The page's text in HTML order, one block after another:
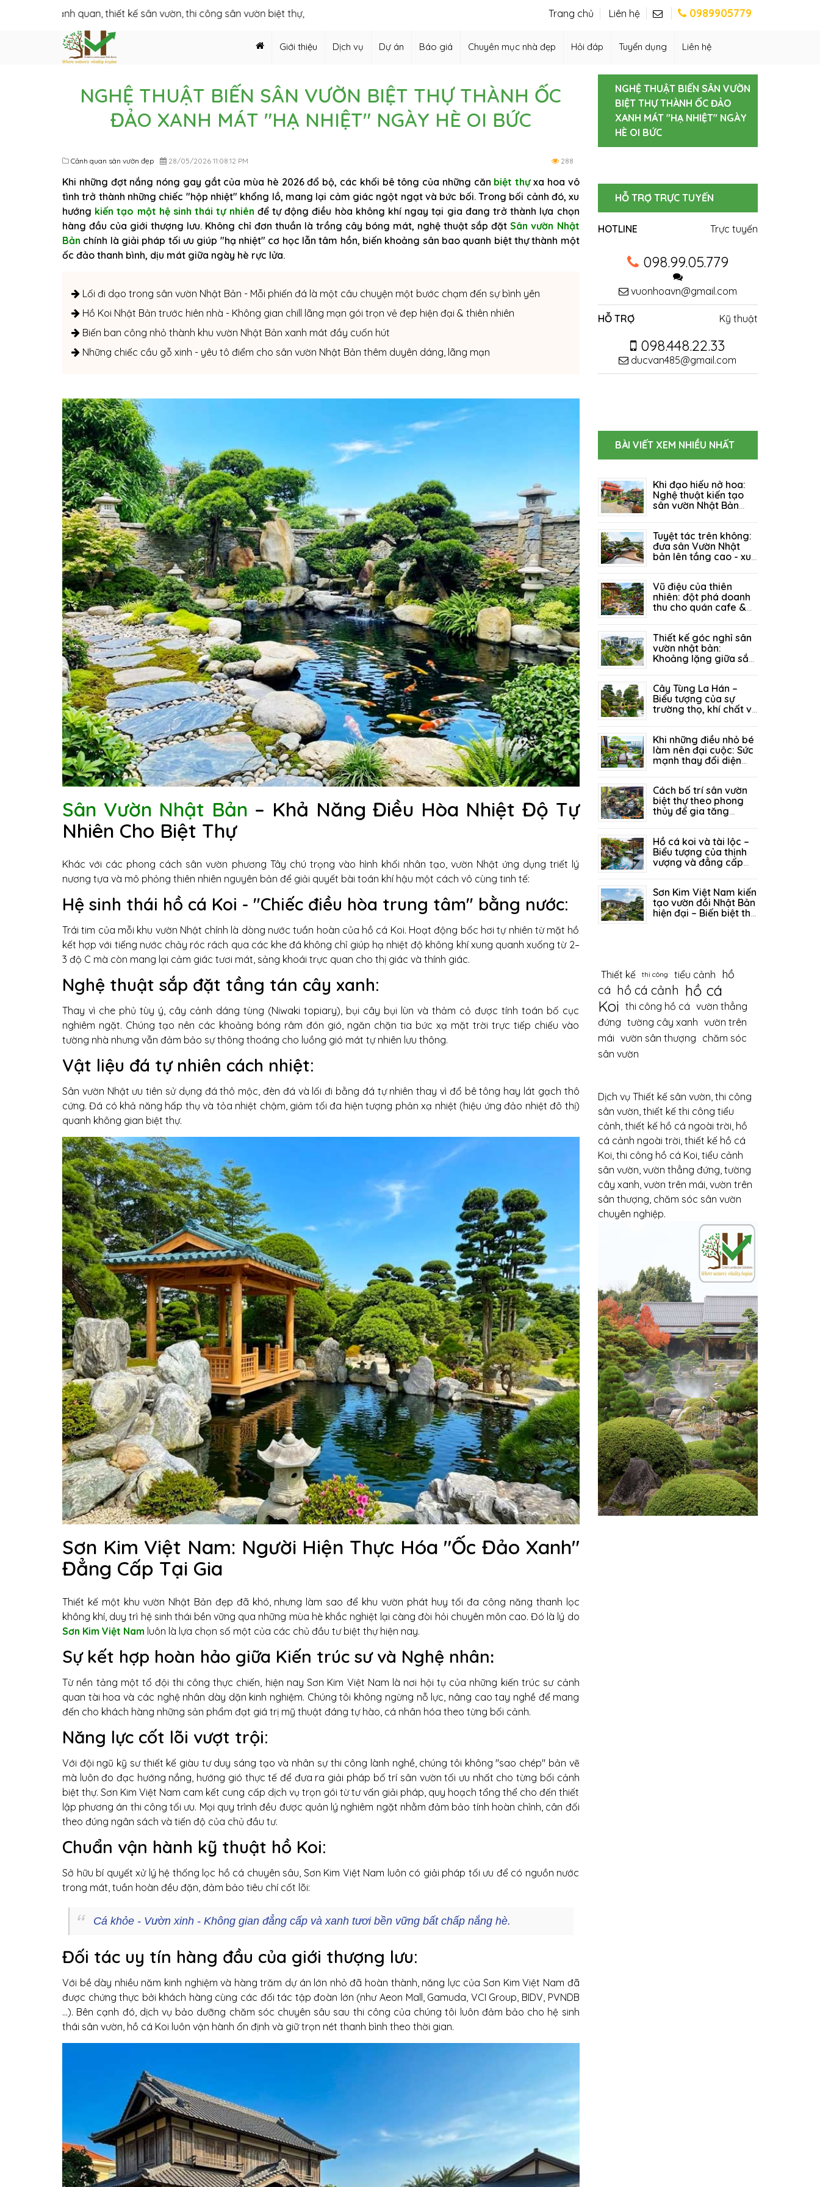
cảnh quan, thiết kế sân vườn, thi công sân vườn biệt thự, thiết kế vườn Nhật, thiết kế hồ cá Koi,… 0989905779
Trang chủ Liên hệ
Giới thiệu Dịch vụ Dự án Báo giá Chuyên mục nhà đẹp Hỏi đáp Tuyển dụng Liên hệ
NGHỆ THUẬT BIẾN SÂN VƯỜN BIỆT THỰ THÀNH ỐC
ĐẢO XANH MÁT "HẠ NHIỆT" NGÀY HÈ OI BỨC
Cảnh quan sân vườn đẹp 28/05/2026 11:08:12 PM 288
Khi những đợt nắng nóng gay gắt của mùa hè 2026 đổ bộ, các khối bê tông của những căn biệt thựxa hoa vô
tình trở thành những chiếc "hộp nhiệt" khổng lồ, mang lại cảm giác ngột ngạt và bức bối. Trong bối cảnh đó, xu
hướng kiến tạo một hệ sinh thái tự nhiên để tự động điều hòa không khí ngay tại gia đang trở thành lựa chọn
hàng đầu của giới thượng lưu. Không chỉ đơn thuần là trồng cây bóng mát, nghệ thuật sắp đặtSân vườn Nhật
Bản chính là giải pháp tối ưu giúp "hạ nhiệt" cơ học lẫn tâm hồn, biến khoảng sân bao quanh biệt thự thành một
ốc đảo thanh bình, dịu mát giữa ngày hè rực lửa.
Lối đi dạo trong sân vườn Nhật Bản - Mỗi phiến đá là một câu chuyện một bước chạm đến sự bình yên
Hồ Koi Nhật Bản trước hiên nhà - Không gian chill lãng mạn gói trọn vẻ đẹp hiện đại & thiên nhiên
Biến ban công nhỏ thành khu vườn Nhật Bản xanh mát đầy cuốn hút
Những chiếc cầu gỗ xinh - yêu tô điểm cho sân vườn Nhật Bản thêm duyên dáng, lãng mạn
Sân Vườn Nhật Bản – Khả Năng Điều Hòa Nhiệt Độ Tự
Nhiên Cho Biệt Thự
Khác với các phong cách sân vườn phương Tây chú trọng vào hình khối nhân tạo, vườn Nhật ứng dụng triết lý
nương tựa và mô phỏng thiên nhiên nguyên bản để giải quyết bài toán khí hậu một cách vô cùng tinh tế:
Hệ sinh thái hồ cá Koi - "Chiếc điều hòa trung tâm" bằng nước:
Trái tim của mỗi khu vườn Nhật chính là dòng nước tuần hoàn của hồ cá Koi. Hoạt động bốc hơi tự nhiên từ mặt hồ
kết hợp với tiếng nước chảy róc rách qua các khe đá không chỉ giúp hạ nhiệt độ không khí xung quanh xuống từ 2–
3 độ C mà còn mang lại cảm giác tươi mát, sảng khoái trực quan cho thị giác và thính giác.
Nghệ thuật sắp đặt tầng tán cây xanh:
Thay vì che phủ tùy ý, cây cảnh dáng tùng (Niwaki topiary), bụi cây bụi lùn và thảm cỏ được tính toán bố cục
nghiêm ngặt. Chúng tạo nên các khoảng bóng râm đón gió, ngăn chặn tia bức xạ mặt trời trực tiếp chiếu vào
tường nhà nhưng vẫn đảm bảo sự thông thoáng cho luồng gió mát tự nhiên lưu thông.
Vật liệu đá tự nhiên cách nhiệt:
Sân vườn Nhật ưu tiên sử dụng đá thô mộc, đèn đá và lối đi bằng đá tự nhiên thay vì đổ bê tông hay lát gạch thô
cứng. Đá có khả năng hấp thụ và tỏa nhiệt chậm, giảm tối đa hiện tượng phản xạ nhiệt (hiệu ứng đảo nhiệt đô thị)
quanh không gian biệt thự.
Sơn Kim Việt Nam: Người Hiện Thực Hóa "Ốc Đảo Xanh"
Đẳng Cấp Tại Gia
Thiết kế một khu vườn Nhật Bản đẹp đã khó, nhưng làm sao để khu vườn phát huy tối đa công năng thanh lọc
không khí, duy trì hệ sinh thái bền vững qua những mùa hè khắc nghiệt lại càng đòi hỏi chuyên môn cao. Đó là lý do
Sơn Kim Việt Nam luôn là lựa chọn số một của các chủ đầu tư biệt thự hiện nay.
Sự kết hợp hoàn hảo giữa Kiến trúc sư và Nghệ nhân​:
Từ nền tảng một tổ đội thi công thực chiến, hiện nay Sơn Kim Việt Nam là nơi hội tụ của những kiến trúc sư cảnh
quan tài hoa và các nghệ nhân dày dặn kinh nghiệm. Chúng tôi không ngừng nỗ lực, nâng cao tay nghề để mang
đến cho khách hàng những sản phẩm đạt giá trị mỹ thuật đáng tự hào, cá nhân hóa theo từng bối cảnh.
Năng lực cốt lõi vượt trội:
Với đội ngũ kỹ sư thiết kế giàu tư duy sáng tạo và nhân sự thi công lành nghề, chúng tôi không "sao chép" bản vẽ
mà luôn đo đạc hướng nắng, hướng gió thực tế để đưa ra giải pháp bố trí sân vườn tối ưu nhất cho từng bối cảnh
biệt thự. Sơn Kim Việt Nam cam kết cung cấp dịch vụ trọn gói từ tư vấn giải pháp, quy hoạch tổng thể cho đến thiết
lập phương án thi công tối ưu. Mọi quy trình đều được quản lý nghiêm ngặt nhằm đảm bảo tính hoàn chỉnh, cân đối
theo đúng ngân sách và tiến độ của chủ đầu tư.
Chuẩn vận hành kỹ thuật hồ Koi:
Sở hữu bí quyết xử lý hệ thống lọc hồ cá chuyên sâu, Sơn Kim Việt Nam luôn có giải pháp tối ưu để có nguồn nước
trong mát, tuần hoàn đều đặn, đảm bảo tiêu chí cốt lõi:
Cá khỏe - Vườn xinh - Không gian đẳng cấp và xanh tươi bền vững bất chấp nắng hè.
Đối tác uy tín hàng đầu của giới thượng lưu:
Với bề dày nhiều năm kinh nghiệm và hàng trăm dự án lớn nhỏ đã hoàn thành, năng lực của Sơn Kim Việt Nam đã
được chứng thực bởi khách hàng cùng các đối tác tập đoàn lớn (như Aeon Mall, Gamuda, VCI Group, BIDV, PVNDB
...). Bên cạnh đó, dịch vụ bảo dưỡng chăm sóc chuyên sâu sau thi công của chúng tôi luôn đảm bảo cho hệ sinh
thái sân vườn, hồ cá Koi luôn vận hành ổn định và giữ trọn nét thanh bình theo thời gian.
NGHỆ THUẬT BIẾN SÂN VƯỜN
BIỆT THỰ THÀNH ỐC ĐẢO
XANH MÁT "HẠ NHIỆT" NGÀY
HÈ OI BỨC
HỖ TRỢ TRỰC TUYẾN
HOTLINE Trực tuyến
098.99.05.779
vuonhoavn@gmail.com
HỖ TRỢ Kỹ thuật
098.448.22.33
ducvan485@gmail.com
BÀI VIẾT XEM NHIỀU NHẤT
Khi đạo hiếu nở hoa:
Nghệ thuật kiến tạo
sân vườn Nhật Bản
Tuyệt tác trên không:
đưa sân Vườn Nhật
bản lên tầng cao - xu
Vũ điệu của thiên
nhiên: đột phá doanh
thu cho quán cafe &
Thiết kế góc nghỉ sân
vườn nhật bản:
Khoảng lặng giữa sắc
Cây Tùng La Hán –
Biểu tượng của sự
trường thọ, khí chất và
Khi những điều nhỏ bé
làm nên đại cuộc: Sức
mạnh thay đổi diện
Cách bố trí sân vườn
biệt thự theo phong
thủy để gia tăng
Hồ cá koi và tài lộc –
Biểu tượng của thịnh
vượng và đẳng cấp
Sơn Kim Việt Nam kiến
tạo vườn đồi Nhật Bản
hiện đại – Biến biệt thự
Thiết kế thi công tiểu cảnh hồ
cá hồ cá cảnh hồ cá
Koi thi công hồ cá vườn thẳng
đứng tường cây xanh vườn trên
mái vườn sân thượng chăm sóc
sân vườn
Dịch vụ Thiết kế sân vườn, thi công
sân vườn, thiết kế thi công tiểu
cảnh, thiết kế hồ cá ngoài trời, hồ
cá cảnh ngoài trời, thiết kế hồ cá
Koi, thi công hồ cá Koi, tiểu cảnh
sân vườn, vườn thẳng đứng, tường
cây xanh, vườn trên mái, vườn trên
sân thượng, chăm sóc sân vườn
chuyên nghiệp.